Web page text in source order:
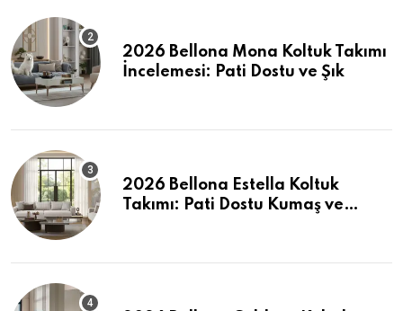
2026 Bellona Mona Koltuk Takımı
İncelemesi: Pati Dostu ve Şık
2026 Bellona Estella Koltuk
Takımı: Pati Dostu Kumaş ve